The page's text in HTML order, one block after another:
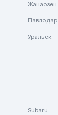
Жанаозен
Павлодар
Уральск
Subaru